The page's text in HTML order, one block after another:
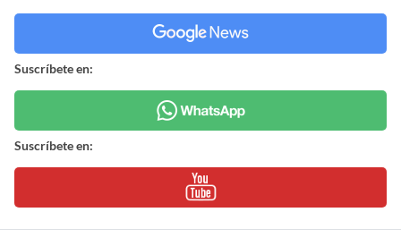
Suscríbete en:
Suscríbete en: